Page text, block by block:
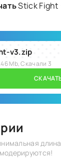
Stick
v3.zip
Mb, Скачали 3